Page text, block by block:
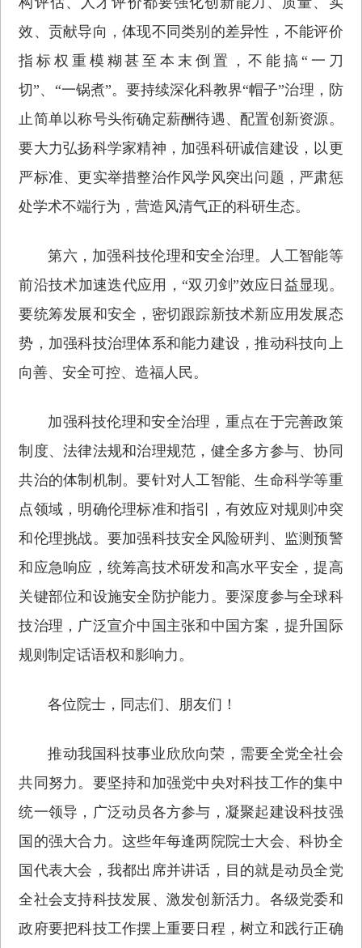
效、贡献导向，体现不同类别的差异性，不能评价
指标权重模糊甚至本末倒置，不能搞“一刀
切”、“一锅煮”。要持续深化科教界“帽子”治理，防
止简单以称号头衔确定薪酬待遇、配置创新资源。
要大力弘扬科学家精神，加强科研诚信建设，以更
严标准、更实举措整治作风学风突出问题，严肃惩
处学术不端行为，营造风清气正的科研生态。
第六，加强科技伦理和安全治理。人工智能等
前沿技术加速迭代应用，“双刃剑”效应日益显现。
要统筹发展和安全，密切跟踪新技术新应用发展态
势，加强科技治理体系和能力建设，推动科技向上
向善、安全可控、造福人民。
加强科技伦理和安全治理，重点在于完善政策
制度、法律法规和治理规范，健全多方参与、协同
共治的体制机制。要针对人工智能、生命科学等重
点领域，明确伦理标准和指引，有效应对规则冲突
和伦理挑战。要加强科技安全风险研判、监测预警
和应急响应，统筹高技术研发和高水平安全，提高
关键部位和设施安全防护能力。要深度参与全球科
技治理，广泛宣介中国主张和中国方案，提升国际
规则制定话语权和影响力。
各位院士，同志们、朋友们！
推动我国科技事业欣欣向荣，需要全党全社会
共同努力。要坚持和加强党中央对科技工作的集中
统一领导，广泛动员各方参与，凝聚起建设科技强
国的强大合力。这些年每逢两院院士大会、科协全
国代表大会，我都出席并讲话，目的就是动员全党
全社会支持科技发展、激发创新活力。各级党委和
政府要把科技工作摆上重要日程，树立和践行正确